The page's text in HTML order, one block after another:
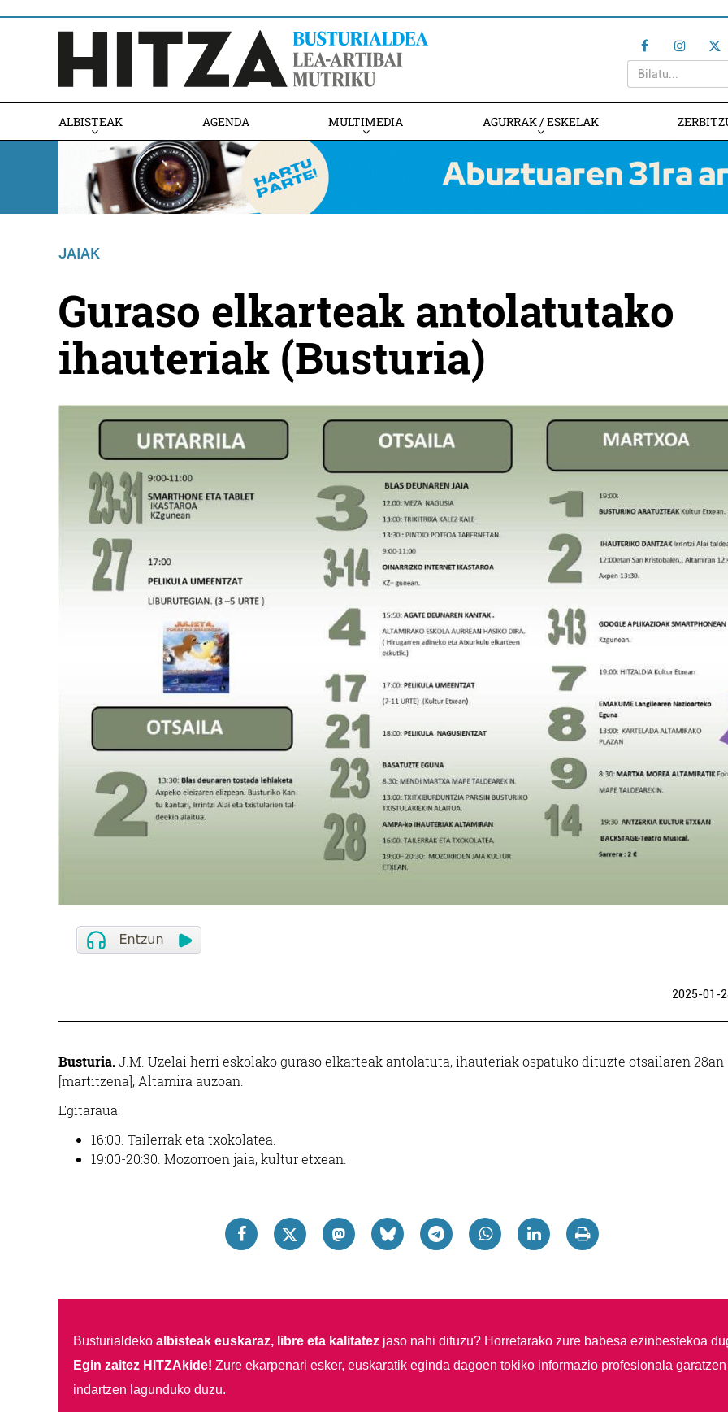
ALBISTEAK AGENDA MULTIMEDIA AGURRAK / ESKELAK
JAIAK
Guraso elkarteak antolatutako
ihauteriak (Busturia)
2025-01-
Busturia.J.M. Uzelai herri eskolako guraso elkarteak antolatuta, ihauteriak ospatuko dituzte otsailaren 28an
[martitzena], Altamira auzoan.
Egitaraua:
16:00. Tailerrak eta txokolatea.
19:00-20:30. Mozorroen jaia, kultur etxean.
Busturialdeko albisteak euskaraz, libre eta kalitatezjaso nahi dituzu? Horretarako zure babesa ezinbestekoa
Egin zaitez HITZAkide! Zure ekarpenari esker, euskaratik eginda dagoen tokiko informazio profesionala garatzen
indartzen lagunduko duzu.